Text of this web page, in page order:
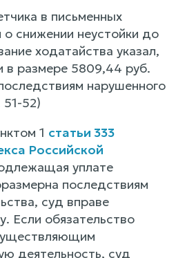
в письменных
о снижении неустойки до
ходатайства указал,
в размере 5809,44 руб.
нарушенного
51-52)
1 статьи 333
Российской
уплате
последствиям
суд вправе
Если обязательство
деятельность, суд